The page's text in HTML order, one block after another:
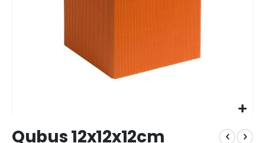
Anfang
Qubus 12x12x12cm